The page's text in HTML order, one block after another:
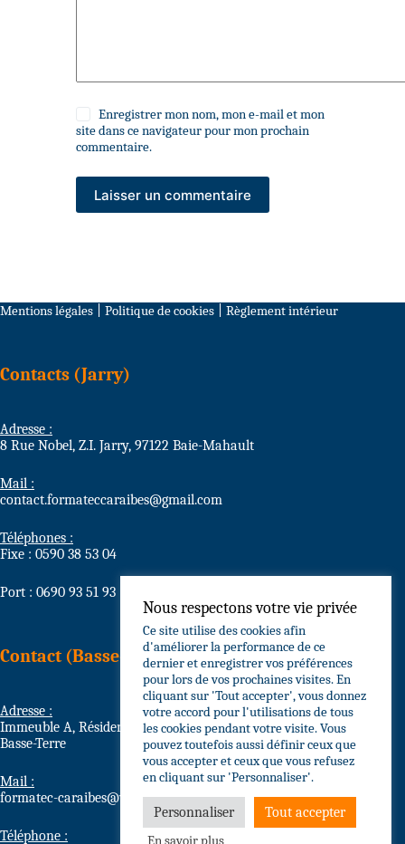
Enregistrer mon nom, mon e-mail et mon
site dans ce navigateur pour mon prochain
commentaire.
Laisser un commentaire
Mentions légales Politique de cookies Règlement intérieur
Contacts (Jarry)
Adresse :
8 Rue Nobel, Z.I. Jarry, 97122 Baie-Mahault
Mail :
contact.formateccaraibes@gmail.com
Téléphones :
Fixe : 0590 38 53 04
Port : 0690 93 51 93
Contact (Basse-Terre)
Adresse :
Immeuble A, Résidence Grain d’Or Circonvallation, 97100
Basse-Terre
Mail :
formatec-caraibes@wanadoo.fr
Téléphone :
Nous respectons votre vie privée
Ce site utilise des cookies afin
d'améliorer la performance de ce
dernier et enregistrer vos préférences
pour lors de vos prochaines visites. En
cliquant sur 'Tout accepter', vous donnez
votre accord pour l'utilisations de tous
les cookies pendant votre visite. Vous
pouvez toutefois aussi définir ceux que
vous accepter et ceux que vous refusez
en cliquant sur 'Personnaliser'.
Personnaliser
Tout accepter
En savoir plus